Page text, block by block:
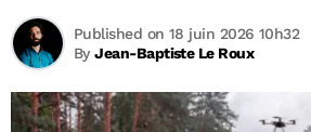
ByJean-Baptiste Le Roux
Published on 18 juin 2026 10h32